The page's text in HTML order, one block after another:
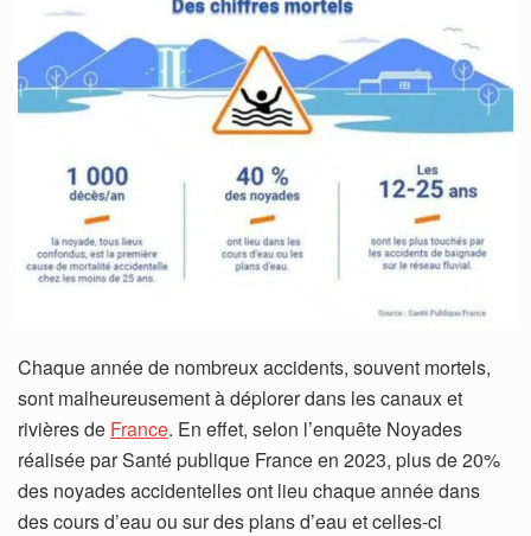
Chaque année de nombreux accidents, souvent mortels,
sont malheureusement à déplorer dans les canaux et
rivières de France. En effet, selon l’enquête Noyades
réalisée par Santé publique France en 2023, plus de 20%
des noyades accidentelles ont lieu chaque année dans
des cours d’eau ou sur des plans d’eau et celles-ci